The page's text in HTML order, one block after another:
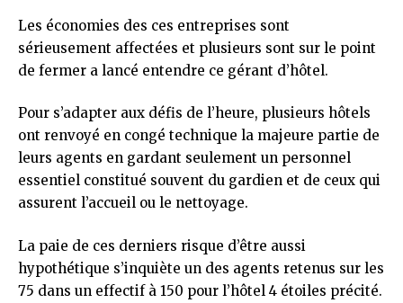
Les économies des ces entreprises sont
sérieusement affectées et plusieurs sont sur le point
de fermer a lancé entendre ce gérant d’hôtel.
Pour s’adapter aux défis de l’heure, plusieurs hôtels
ont renvoyé en congé technique la majeure partie de
leurs agents en gardant seulement un personnel
essentiel constitué souvent du gardien et de ceux qui
assurent l’accueil ou le nettoyage.
La paie de ces derniers risque d’être aussi
hypothétique s’inquiète un des agents retenus sur les
75 dans un effectif à 150 pour l’hôtel 4 étoiles précité.